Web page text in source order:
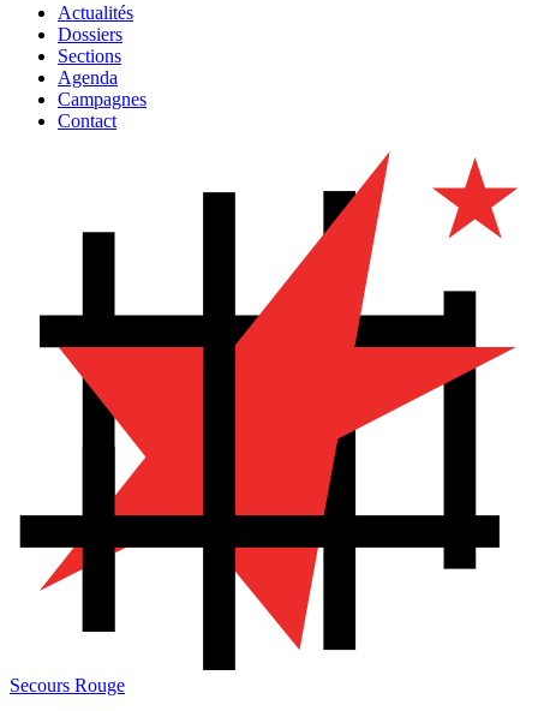
Actualités
Dossiers
Sections
Agenda
Campagnes
Contact
Secours Rouge